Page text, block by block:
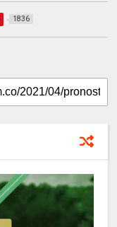
1836